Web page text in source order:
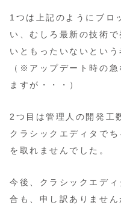
1つは上記のようにブロ
い、むしろ最新の技術
いともったいないという
（※アップデート時の
ますが ・・・ ）
2つ目は管理人の開発工
クラシックエディタで
を取れませんでした。
今後、クラシックエデ
合も、申し訳ありません